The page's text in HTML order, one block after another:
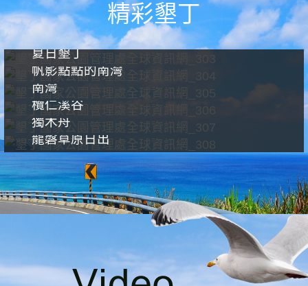
精彩墾丁
夏日墾丁
帆影點點的南灣
南灣
欖仁溪谷
獨木舟
龍磐草原日出